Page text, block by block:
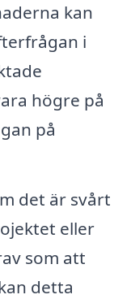
kan
i
högre på
på
det är svårt
eller
som att
detta